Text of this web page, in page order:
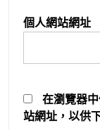
個人網站網址
在瀏覽器
站網址，以供